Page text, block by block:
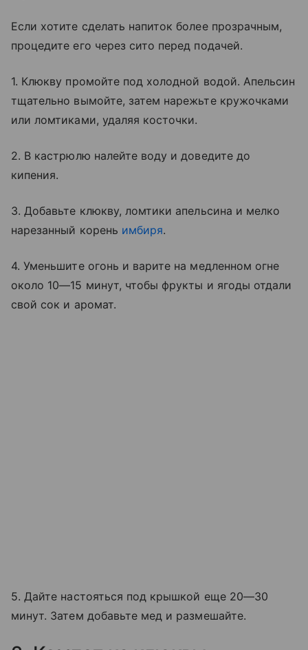
Если хотите сделать напиток более прозрачным,
процедите его через сито перед подачей.
1. Клюкву промойте под холодной водой. Апельсин
тщательно вымойте, затем нарежьте кружочками
или ломтиками, удаляя косточки.
2. В кастрюлю налейте воду и доведите до
кипения.
3. Добавьте клюкву, ломтики апельсина и мелко
нарезанный корень имбиря.
4. Уменьшите огонь и варите на медленном огне
около 10—15 минут, чтобы фрукты и ягоды отдали
свой сок и аромат.
5. Дайте настояться под крышкой еще 20—30
минут. Затем добавьте мед и размешайте.